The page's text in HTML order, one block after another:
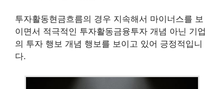
투자활동현금흐름의 경우 지속해서 마이너스를 보
이면서 적극적인 투자활동금융투자 개념 아닌 기업
의 투자 행보 개념 행보를 보이고 있어 긍정적입니
다.